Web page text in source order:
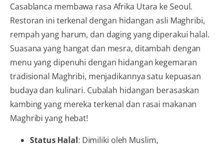
Casablanca membawa rasa Afrika Utara ke Seoul.
Restoran ini terkenal dengan hidangan asli Maghribi,
rempah yang harum, dan daging yang diperakui halal.
Suasana yang hangat dan mesra, ditambah dengan
menu yang dipenuhi dengan hidangan kegemaran
tradisional Maghribi, menjadikannya satu kepuasan
budaya dan kulinari. Cubalah hidangan berasaskan
kambing yang mereka terkenal dan rasai makanan
Maghribi yang hebat!
Status Halal: Dimiliki oleh Muslim,